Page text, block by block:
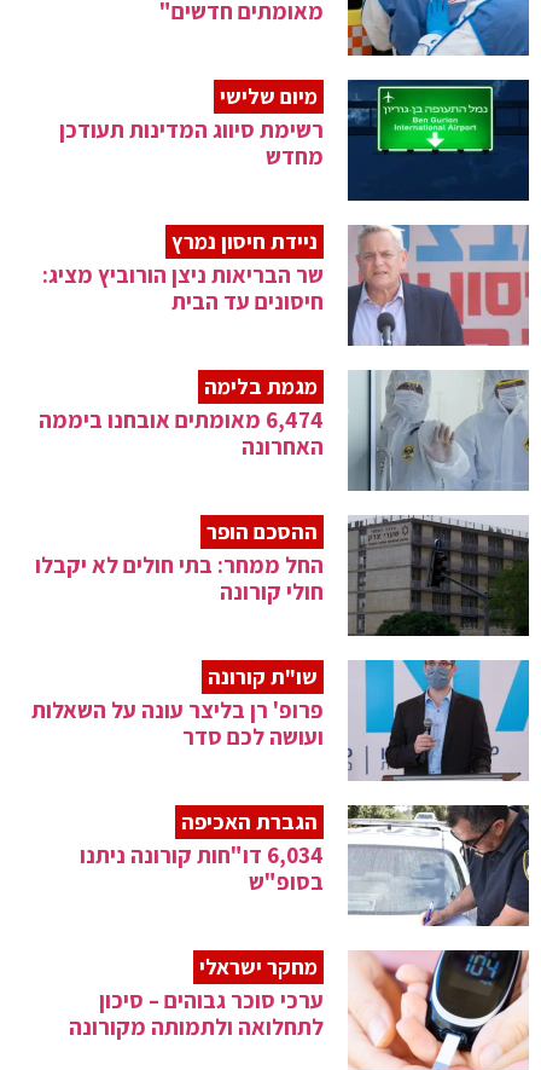
מאומתים חדשים"
מיום שלישי
רשימת סיווג המדינות תעודכן
מחדש
ניידת חיסון נמרץ
שר הבריאות ניצן הורוביץ מציג:
חיסונים עד הבית
מגמת בלימה
6,474 מאומתים אובחנו ביממה
האחרונה
ההסכם הופר
החל ממחר: בתי חולים לא יקבלו
חולי קורונה
שו"ת קורונה
פרופ' רן בליצר עונה על השאלות
ועושה לכם סדר
הגברת האכיפה
6,034 דו"חות קורונה ניתנו
בסופ"ש
מחקר ישראלי
ערכי סוכר גבוהים – סיכון
לתחלואה ולתמותה מקורונה